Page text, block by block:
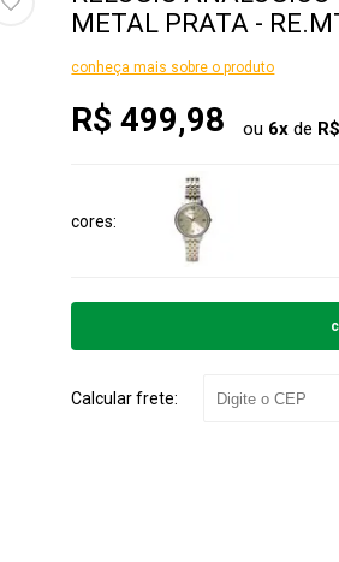
METAL PRATA -
conheça mais sobre o produto
R$ 499,98 ou 6x de
cores
Calcular frete: